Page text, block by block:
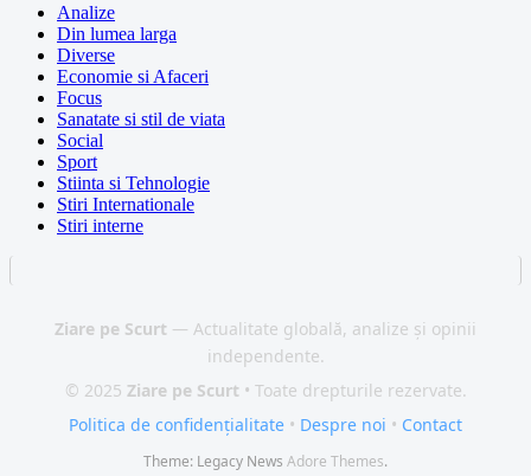
Analize
Din lumea larga
Diverse
Economie si Afaceri
Focus
Sanatate si stil de viata
Social
Sport
Stiinta si Tehnologie
Stiri Internationale
Stiri interne
Ziare pe Scurt — Actualitate globală, analize și opinii
independente.
© 2025 Ziare pe Scurt • Toate drepturile rezervate.
Politica de confidențialitate • Despre noi • Contact
Theme: Legacy News Adore Themes.